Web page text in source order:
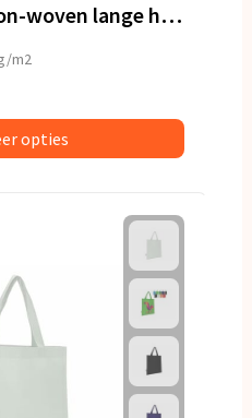
R-PET Draagtas non-woven lange handvatten 38 x 42cm 75g/m²
m2
opties